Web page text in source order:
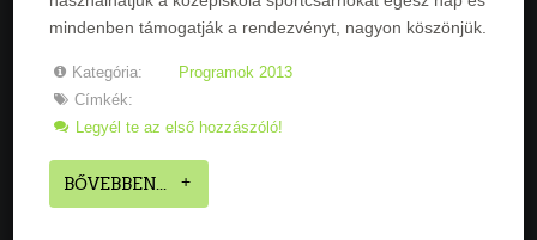
mindenben támogatják a rendezvényt, nagyon köszönjük.
Kategória:
Programok 2013
Címkék:
Legyél te az első hozzászóló!
BŐVEBBEN...